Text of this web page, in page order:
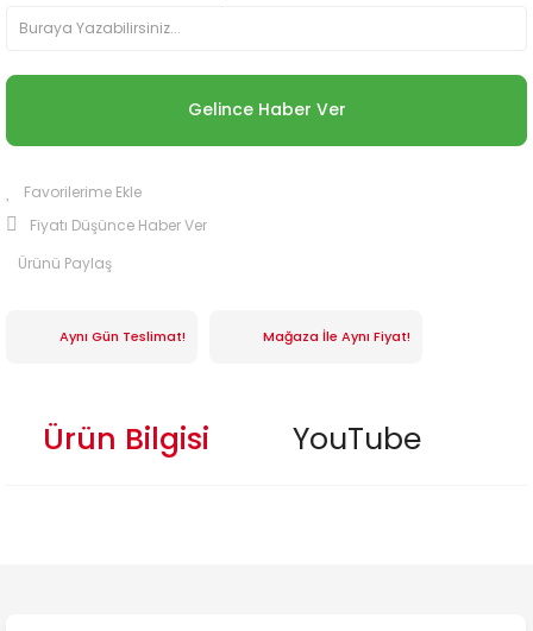
Gelince Haber Ver
Fiyatı Düşünce Haber Ver
Ürünü Paylaş
Aynı Gün Teslimat! Mağaza İle Aynı Fiyat!
Ürün Bilgisi YouTube